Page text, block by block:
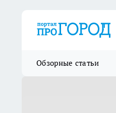
Обзорные статьи